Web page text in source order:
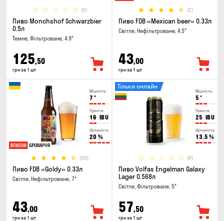
(0)
Пиво Monchshof Schwarzbier
0.5л
Темне, Фільтроване, 4.9°
125,50
грн за 1 шт
(2)
Пиво FDB «Mexican beer» 0.33л
Світле, Нефільтроване, 4.5°
43,00
грн за 1 шт
Міцність
7 °
Гіркота
16 IBU
Щільність
20 %
(30)
Пиво FDB «Goldy» 0.33л
Світле, Нефільтроване, 7°
43,00
грн за 1 шт
Міцність
5 °
Гіркота
25 IBU
Щільність
13.5 %
(0)
Тільки онлайн
Пиво Volfas Engelman Galaxy
Lager 0.568л
Світле, Фільтроване, 5°
57,50
грн за 1 шт